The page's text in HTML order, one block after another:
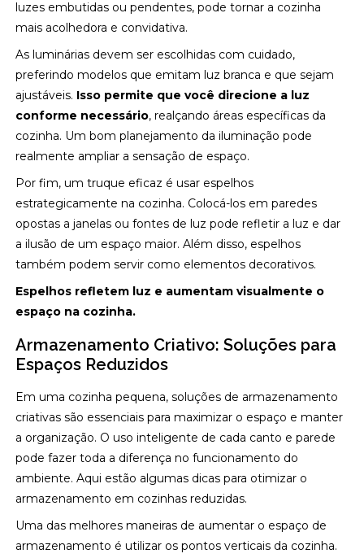
luzes embutidas ou pendentes, pode tornar a cozinha
mais acolhedora e convidativa.
As luminárias devem ser escolhidas com cuidado,
preferindo modelos que emitam luz branca e que sejam
ajustáveis. Isso permite que você direcione a luz
conforme necessário, realçando áreas específicas da
cozinha. Um bom planejamento da iluminação pode
realmente ampliar a sensação de espaço.
Por fim, um truque eficaz é usar espelhos
estrategicamente na cozinha. Colocá-los em paredes
opostas a janelas ou fontes de luz pode refletir a luz e dar
a ilusão de um espaço maior. Além disso, espelhos
também podem servir como elementos decorativos.
Espelhos refletem luz e aumentam visualmente o
espaço na cozinha.
Armazenamento Criativo: Soluções para
Espaços Reduzidos
Em uma cozinha pequena, soluções de armazenamento
criativas são essenciais para maximizar o espaço e manter
a organização. O uso inteligente de cada canto e parede
pode fazer toda a diferença no funcionamento do
ambiente. Aqui estão algumas dicas para otimizar o
armazenamento em cozinhas reduzidas.
Uma das melhores maneiras de aumentar o espaço de
armazenamento é utilizar os pontos verticais da cozinha.